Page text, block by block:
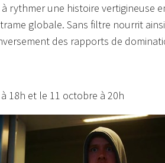
rythmer une histoire vertigineuse
globale. Sans filtre nourrit
des rapports de
18h et le 11 octobre à 20h